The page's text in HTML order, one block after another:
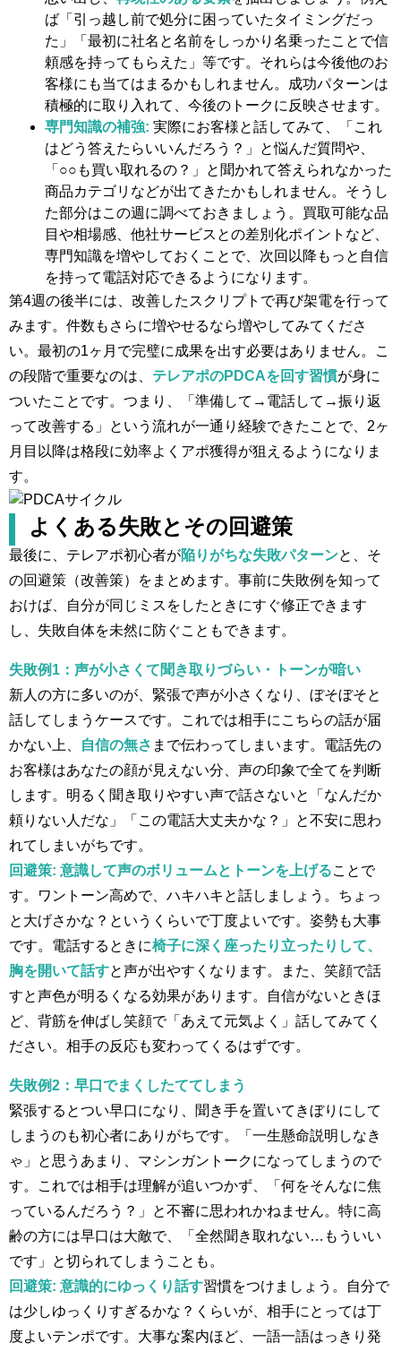
ば「引っ越し前で処分に困っていたタイミングだっ
た」「最初に社名と名前をしっかり名乗ったことで信
頼感を持ってもらえた」等です。それらは今後他のお
客様にも当てはまるかもしれません。成功パターンは
積極的に取り入れて、今後のトークに反映させます。
専門知識の補強: 実際にお客様と話してみて、「これ
はどう答えたらいいんだろう？」と悩んだ質問や、
「○○も買い取れるの？」と聞かれて答えられなかった
商品カテゴリなどが出てきたかもしれません。そうし
た部分はこの週に調べておきましょう。買取可能な品
目や相場感、他社サービスとの差別化ポイントなど、
専門知識を増やしておくことで、次回以降もっと自信
を持って電話対応できるようになります。
第4週の後半には、改善したスクリプトで再び架電を行って
みます。件数もさらに増やせるなら増やしてみてくださ
い。最初の1ヶ月で完璧に成果を出す必要はありません。こ
の段階で重要なのは、 テレアポのPDCAを回す習慣が身に
ついたことです。つまり、「準備して→電話して→振り返
って改善する」という流れが一通り経験できたことで、2ヶ
月目以降は格段に効率よくアポ獲得が狙えるようになりま
す。
よくある失敗とその回避策
最後に、テレアポ初心者が陥りがちな失敗パターンと、そ
の回避策（改善策）をまとめます。事前に失敗例を知って
おけば、自分が同じミスをしたときにすぐ修正できます
し、失敗自体を未然に防ぐこともできます。
失敗例1：声が小さくて聞き取りづらい・トーンが暗い
新人の方に多いのが、緊張で声が小さくなり、ぼそぼそと
話してしまうケースです。これでは相手にこちらの話が届
かない上、
自信の無さ まで伝わってしまいます。電話先の
お客様はあなたの顔が見えない分、声の印象で全てを判断
します。明るく聞き取りやすい声で話さないと「なんだか
頼りない人だな」「この電話大丈夫かな？」と不安に思わ
れてしまいがちです。
回避策: 意識して声のボリュームとトーンを上げることで
す。ワントーン高めで、ハキハキと話しましょう​。ちょっ
と大げさかな？というくらいで丁度よいです。姿勢も大事
です。電話するときに椅子に深く座ったり立ったりして、
胸を開いて話すと声が出やすくなります。また、笑顔で話
すと声色が明るくなる効果があります。自信がないときほ
ど、背筋を伸ばし笑顔で「あえて元気よく」話してみてく
ださい。相手の反応も変わってくるはずです。
失敗例2：早口でまくしたててしまう
緊張するとつい早口になり、聞き手を置いてきぼりにして
しまうのも初心者にありがちです。「一生懸命説明しなき
ゃ」と思うあまり、マシンガントークになってしまうので
す。これでは相手は理解が追いつかず、「何をそんなに焦
っているんだろう？」と不審に思われかねません。特に高
齢の方には早口は大敵で、「全然聞き取れない…もういい
です」と切られてしまうことも。
回避策: 意識的にゆっくり話す習慣をつけましょう。自分で
は少しゆっくりすぎるかな？くらいが、相手にとっては丁
度よいテンポです。大事な案内ほど、一語一語はっきり発